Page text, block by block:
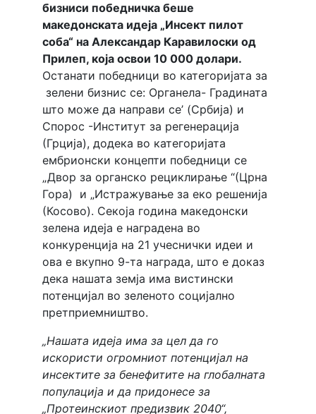
бизниси победничка беше
македонската идеја „Инсект пилот
соба“ на Александар Каравилоски од
Прилеп, која освои 10 000 долари.
Останати победници во категоријата за
зелени бизнис се: Органела- Градината
што може да направи сe’ (Србија) и
Спорос -Институт за регенерација
(Грција), додека во категоријата
ембрионски концепти победници се
„Двор за органско рециклирање “(Црна
Гора) и „Истражување за еко решенија
(Косово). Секоја година македонски
зелена идеја е наградена во
конкуренција на 21 учеснички идеи и
ова е вкупно 9-та награда, што е доказ
дека нашата земја има вистински
потенцијал во зеленото социјално
претприемништво.
„Нашата идеја има за цел да го
искористи огромниот потенцијал на
инсектите за бенефитите на глобалната
популација и да придонесе за
„Протеинскиот предизвик 2040“,